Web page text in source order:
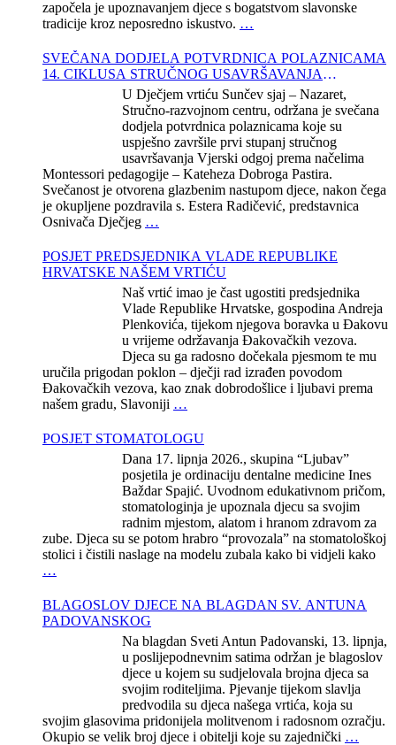
započela je upoznavanjem djece s bogatstvom slavonske
tradicije kroz neposredno iskustvo. …
SVEČANA DODJELA POTVRDNICA POLAZNICAMA
14. CIKLUSA STRUČNOG USAVRŠAVANJA
KATEHEZE DOBROGA PASTIRA
U Dječjem vrtiću Sunčev sjaj – Nazaret,
Stručno-razvojnom centru, održana je svečana
dodjela potvrdnica polaznicama koje su
uspješno završile prvi stupanj stručnog
usavršavanja Vjerski odgoj prema načelima
Montessori pedagogije – Kateheza Dobroga Pastira.
Svečanost je otvorena glazbenim nastupom djece, nakon čega
je okupljene pozdravila s. Estera Radičević, predstavnica
Osnivača Dječjeg …
POSJET PREDSJEDNIKA VLADE REPUBLIKE
HRVATSKE NAŠEM VRTIĆU
Naš vrtić imao je čast ugostiti predsjednika
Vlade Republike Hrvatske, gospodina Andreja
Plenkovića, tijekom njegova boravka u Đakovu
u vrijeme održavanja Đakovačkih vezova.
Djeca su ga radosno dočekala pjesmom te mu
uručila prigodan poklon – dječji rad izrađen povodom
Đakovačkih vezova, kao znak dobrodošlice i ljubavi prema
našem gradu, Slavoniji …
POSJET STOMATOLOGU
Dana 17. lipnja 2026., skupina “Ljubav”
posjetila je ordinaciju dentalne medicine Ines
Baždar Spajić. Uvodnom edukativnom pričom,
stomatologinja je upoznala djecu sa svojim
radnim mjestom, alatom i hranom zdravom za
zube. Djeca su se potom hrabro “provozala” na stomatološkoj
stolici i čistili naslage na modelu zubala kako bi vidjeli kako
…
BLAGOSLOV DJECE NA BLAGDAN SV. ANTUNA
PADOVANSKOG
Na blagdan Sveti Antun Padovanski, 13. lipnja,
u poslijepodnevnim satima održan je blagoslov
djece u kojem su sudjelovala brojna djeca sa
svojim roditeljima. Pjevanje tijekom slavlja
predvodila su djeca našega vrtića, koja su
svojim glasovima pridonijela molitvenom i radosnom ozračju.
Okupio se velik broj djece i obitelji koje su zajednički …